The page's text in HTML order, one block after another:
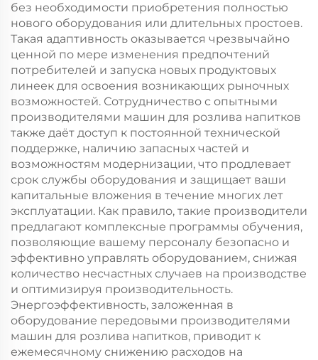
без необходимости приобретения полностью
нового оборудования или длительных простоев.
Такая адаптивность оказывается чрезвычайно
ценной по мере изменения предпочтений
потребителей и запуска новых продуктовых
линеек для освоения возникающих рыночных
возможностей. Сотрудничество с опытными
производителями машин для розлива напитков
также даёт доступ к постоянной технической
поддержке, наличию запасных частей и
возможностям модернизации, что продлевает
срок службы оборудования и защищает ваши
капитальные вложения в течение многих лет
эксплуатации. Как правило, такие производители
предлагают комплексные программы обучения,
позволяющие вашему персоналу безопасно и
эффективно управлять оборудованием, снижая
количество несчастных случаев на производстве
и оптимизируя производительность.
Энергоэффективность, заложенная в
оборудование передовыми производителями
машин для розлива напитков, приводит к
ежемесячному снижению расходов на